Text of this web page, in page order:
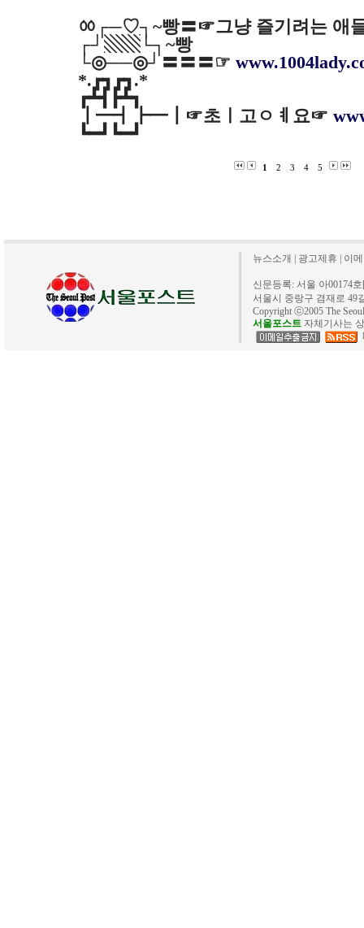
ㆀ┌─♡┐~빵〓☞그냥 즐기려는 애
┌┘▧▧└┐~빵
└◎──◎┘〓〓〓☞
*.┏┓┏┓.*
┏┻┫┣┻┓
┃━┫┣━┃☞초ㅣ고ㅇㅖ요☞
┗━┛┗━┛
1 2 3 4 5
뉴스소개 광고제휴 이
신문등록: 서울 아00174
서울시 중랑구 겸재로 49
Copyright ⓒ2005 The
서울포스트 자체기사는